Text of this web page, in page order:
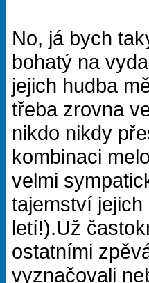
No, já bych
bohatý na
jejich hudba
třeba zrovna
nikdo nikdy
kombinaci
velmi
tajemství
letí!).Už
ostatními
vyznačovali